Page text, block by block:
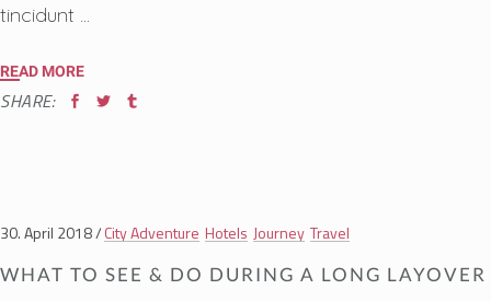
tincidunt
READ MORE
SHARE:
30. April 2018 City Adventure Hotels Journey Travel
WHAT TO SEE & DO DURING A LONG LAYOVER